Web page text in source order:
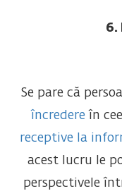
6.
Se pare că
încredere în
receptive la
acest lucru le
perspectivele